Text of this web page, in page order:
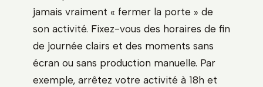
jamais vraiment « fermer la porte » de
son activité. Fixez-vous des horaires de fin
de journée clairs et des moments sans
écran ou sans production manuelle. Par
exemple, arrêtez votre activité à 18h et